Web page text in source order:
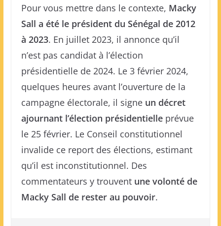
Pour vous mettre dans le contexte, Macky
Sall a été le président du Sénégal de 2012
à 2023. En juillet 2023, il annonce qu’il
n’est pas candidat à l’élection
présidentielle de 2024. Le 3 février 2024,
quelques heures avant l’ouverture de la
campagne électorale, il signe un décret
ajournant l’élection présidentielleprévue
le 25 février. Le Conseil constitutionnel
invalide ce report des élections, estimant
qu’il est inconstitutionnel. Des
commentateurs y trouvent une volonté de
Macky Sall de rester au pouvoir.